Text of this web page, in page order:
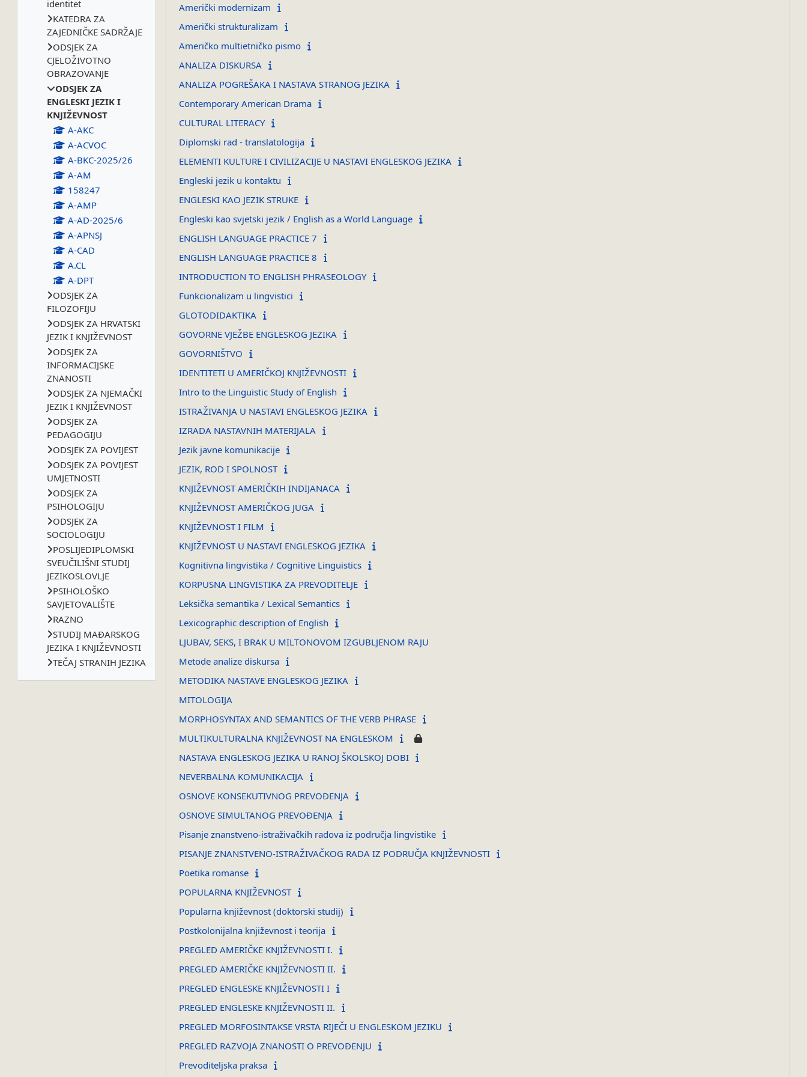
Američki modernizam
Američki strukturalizam
Američko multietničko pismo
ANALIZA DISKURSA
ANALIZA POGREŠAKA I NASTAVA STRANOG JEZIKA
Contemporary American Drama
CULTURAL LITERACY
Diplomski rad - translatologija
ELEMENTI KULTURE I CIVILIZACIJE U NASTAVI ENGLESKOG JEZIKA
Engleski jezik u kontaktu
ENGLESKI KAO JEZIK STRUKE
Engleski kao svjetski jezik / English as a World Language
ENGLISH LANGUAGE PRACTICE 7
ENGLISH LANGUAGE PRACTICE 8
INTRODUCTION TO ENGLISH PHRASEOLOGY
Funkcionalizam u lingvistici
GLOTODIDAKTIKA
GOVORNE VJEŽBE ENGLESKOG JEZIKA
GOVORNIŠTVO
IDENTITETI U AMERIČKOJ KNJIŽEVNOSTI
Intro to the Linguistic Study of English
ISTRAŽIVANJA U NASTAVI ENGLESKOG JEZIKA
IZRADA NASTAVNIH MATERIJALA
Jezik javne komunikacije
JEZIK, ROD I SPOLNOST
KNJIŽEVNOST AMERIČKIH INDIJANACA
KNJIŽEVNOST AMERIČKOG JUGA
KNJIŽEVNOST I FILM
KNJIŽEVNOST U NASTAVI ENGLESKOG JEZIKA
Kognitivna lingvistika / Cognitive Linguistics
KORPUSNA LINGVISTIKA ZA PREVODITELJE
Leksička semantika / Lexical Semantics
Lexicographic description of English
LJUBAV, SEKS, I BRAK U MILTONOVOM IZGUBLJENOM RAJU
Metode analize diskursa
METODIKA NASTAVE ENGLESKOG JEZIKA
MITOLOGIJA
MORPHOSYNTAX AND SEMANTICS OF THE VERB PHRASE
MULTIKULTURALNA KNJIŽEVNOST NA ENGLESKOM
NASTAVA ENGLESKOG JEZIKA U RANOJ ŠKOLSKOJ DOBI
NEVERBALNA KOMUNIKACIJA
OSNOVE KONSEKUTIVNOG PREVOĐENJA
OSNOVE SIMULTANOG PREVOĐENJA
Pisanje znanstveno-istraživačkih radova iz područja lingvistike
PISANJE ZNANSTVENO-ISTRAŽIVAČKOG RADA IZ PODRUČJA KNJIŽEVNOSTI
Poetika romanse
POPULARNA KNJIŽEVNOST
Popularna književnost (doktorski studij)
Postkolonijalna književnost i teorija
PREGLED AMERIČKE KNJIŽEVNOSTI I.
PREGLED AMERIČKE KNJIŽEVNOSTI II.
PREGLED ENGLESKE KNJIŽEVNOSTI I
PREGLED ENGLESKE KNJIŽEVNOSTI II.
PREGLED MORFOSINTAKSE VRSTA RIJEČI U ENGLESKOM JEZIKU
PREGLED RAZVOJA ZNANOSTI O PREVOĐENJU
Prevoditeljska praksa
identitet
KATEDRA ZA
ZAJEDNIČKE SADRŽAJE
ODSJEK ZA
CJELOŽIVOTNO
OBRAZOVANJE
ODSJEK ZA
ENGLESKI JEZIK I
KNJIŽEVNOST
A-AKC
A-ACVOC
A-BKC-2025/26
A-AM
158247
A-AMP
A-AD-2025/6
A-APNSJ
A-CAD
A.CL
A-DPT
ODSJEK ZA
FILOZOFIJU
ODSJEK ZA HRVATSKI
JEZIK I KNJIŽEVNOST
ODSJEK ZA
INFORMACIJSKE
ZNANOSTI
ODSJEK ZA NJEMAČKI
JEZIK I KNJIŽEVNOST
ODSJEK ZA
PEDAGOGIJU
ODSJEK ZA POVIJEST
ODSJEK ZA POVIJEST
UMJETNOSTI
ODSJEK ZA
PSIHOLOGIJU
ODSJEK ZA
SOCIOLOGIJU
POSLIJEDIPLOMSKI
SVEUČILIŠNI STUDIJ
JEZIKOSLOVLJE
PSIHOLOŠKO
SAVJETOVALIŠTE
RAZNO
STUDIJ MAĐARSKOG
JEZIKA I KNJIŽEVNOSTI
TEČAJ STRANIH JEZIKA